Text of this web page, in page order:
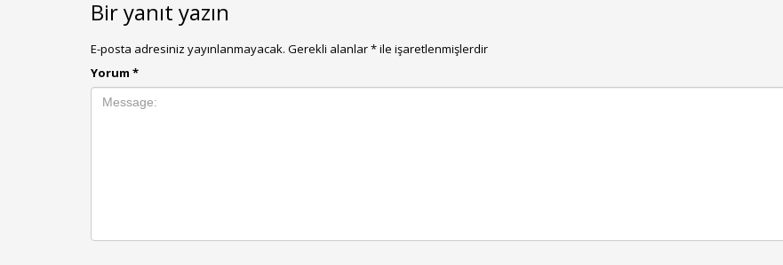
Bir yanıt yazın
E-posta adresiniz yayınlanmayacak. Gerekli alanlar*ile işaretlenmişlerdir
Yorum *